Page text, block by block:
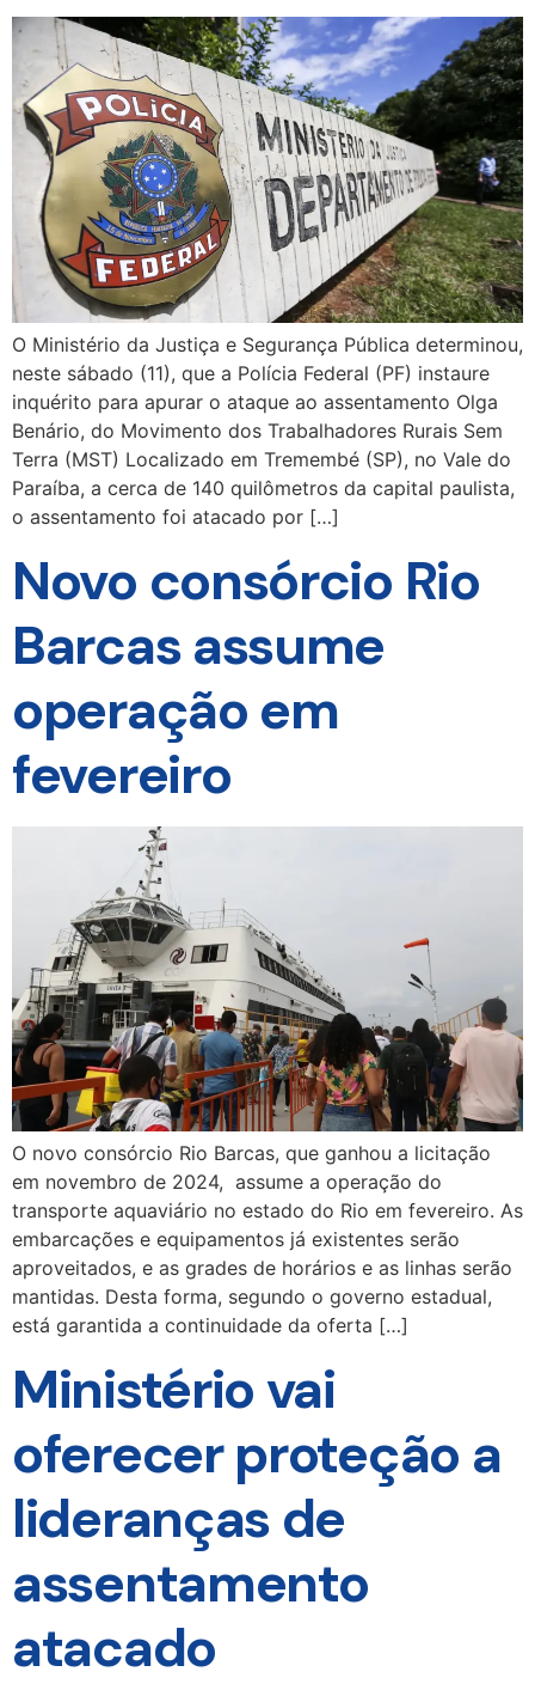
O Ministério da Justiça e Segurança Pública determinou,
neste sábado (11), que a Polícia Federal (PF) instaure
inquérito para apurar o ataque ao assentamento Olga
Benário, do Movimento dos Trabalhadores Rurais Sem
Terra (MST) Localizado em Tremembé (SP), no Vale do
Paraíba, a cerca de 140 quilômetros da capital paulista,
o assentamento foi atacado por […]
Novo consórcio Rio
Barcas assume
operação em
fevereiro
O novo consórcio Rio Barcas, que ganhou a licitação
em novembro de 2024, assume a operação do
transporte aquaviário no estado do Rio em fevereiro. As
embarcações e equipamentos já existentes serão
aproveitados, e as grades de horários e as linhas serão
mantidas. Desta forma, segundo o governo estadual,
está garantida a continuidade da oferta […]
Ministério vai
oferecer proteção a
lideranças de
assentamento
atacado